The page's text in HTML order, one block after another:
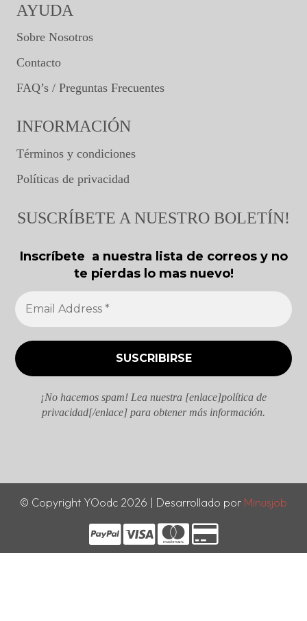
AYUDA
Sobre Nosotros
Contacto
FAQ’s / Preguntas Frecuentes
INFORMACIÓN
Términos y condiciones
Políticas de privacidad
SUSCRÍBETE A NUESTRO BOLETÍN!
Inscríbete a nuestra lista de correos y no
te pierdas lo mas nuevo!
¡No hacemos spam! Lea nuestra [enlace]política de
privacidad[/enlace] para obtener más información.
© Copyright YOodc 2026 | Desarrollado por Minusjob